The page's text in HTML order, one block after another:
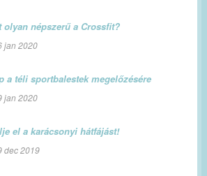
olyan népszerű a Crossfit?
jan 2020
a téli sportbalestek megelőzésére
jan 2020
el a karácsonyi hátfájást!
dec 2019